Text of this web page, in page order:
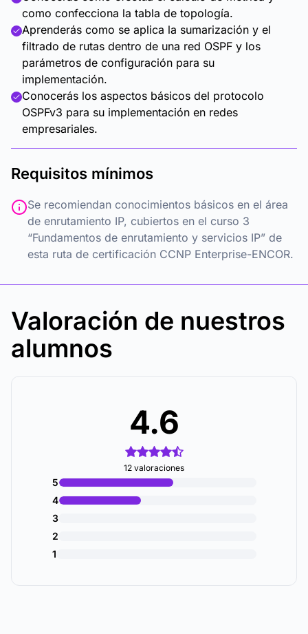
como confecciona la tabla de topología.
Aprenderás como se aplica la sumarización y el
filtrado de rutas dentro de una red OSPF y los
parámetros de configuración para su
implementación.
Conocerás los aspectos básicos del protocolo
OSPFv3 para su implementación en redes
empresariales.
Requisitos mínimos
Se recomiendan conocimientos básicos en el área
de enrutamiento IP, cubiertos en el curso 3
“Fundamentos de enrutamiento y servicios IP” de
esta ruta de certificación CCNP Enterprise-ENCOR.
Valoración de nuestros
alumnos
4.6
12 valoraciones
5
4
3
2
1